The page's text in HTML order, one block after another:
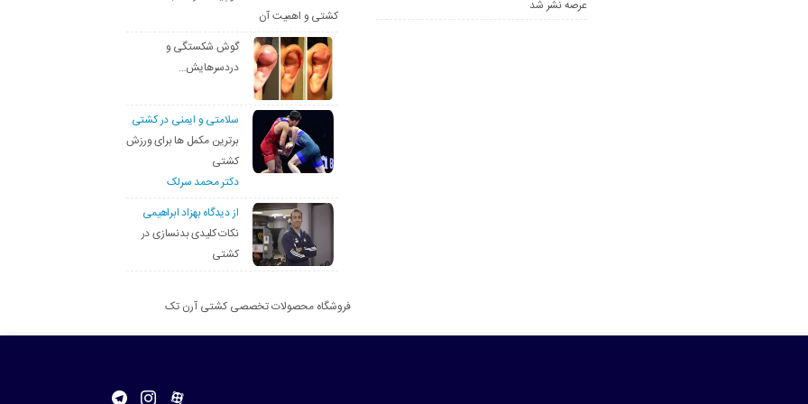
عرصه نشر شد
کشتی و اهمیت آن
گوش شکستگی و
دردسرهایش…
سلامتی و ایمنی در کشتی
برترین مکمل ها برای ورزش
کشتی
دکتر محمد سرلک
از دیدگاه بهزاد ابراهیمی
نکات کلیدی بدنسازی در
کشتی
فروشگاه محصولات تخصصی کشتی آرن تک